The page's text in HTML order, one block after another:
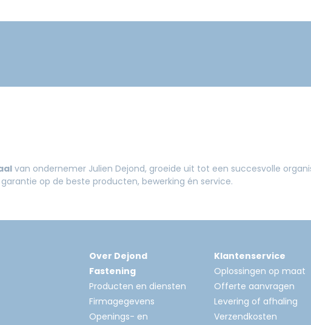
van ondernemer Julien Dejond, groeide uit tot een succesvolle
op de beste producten, bewerking én service.
Over Dejond
Fastening
Producten en diensten
Firmagegevens
Openings- en
Klantenservice
Oplossingen op maat
Offerte aanvragen
Levering of afhaling
Verzendkosten